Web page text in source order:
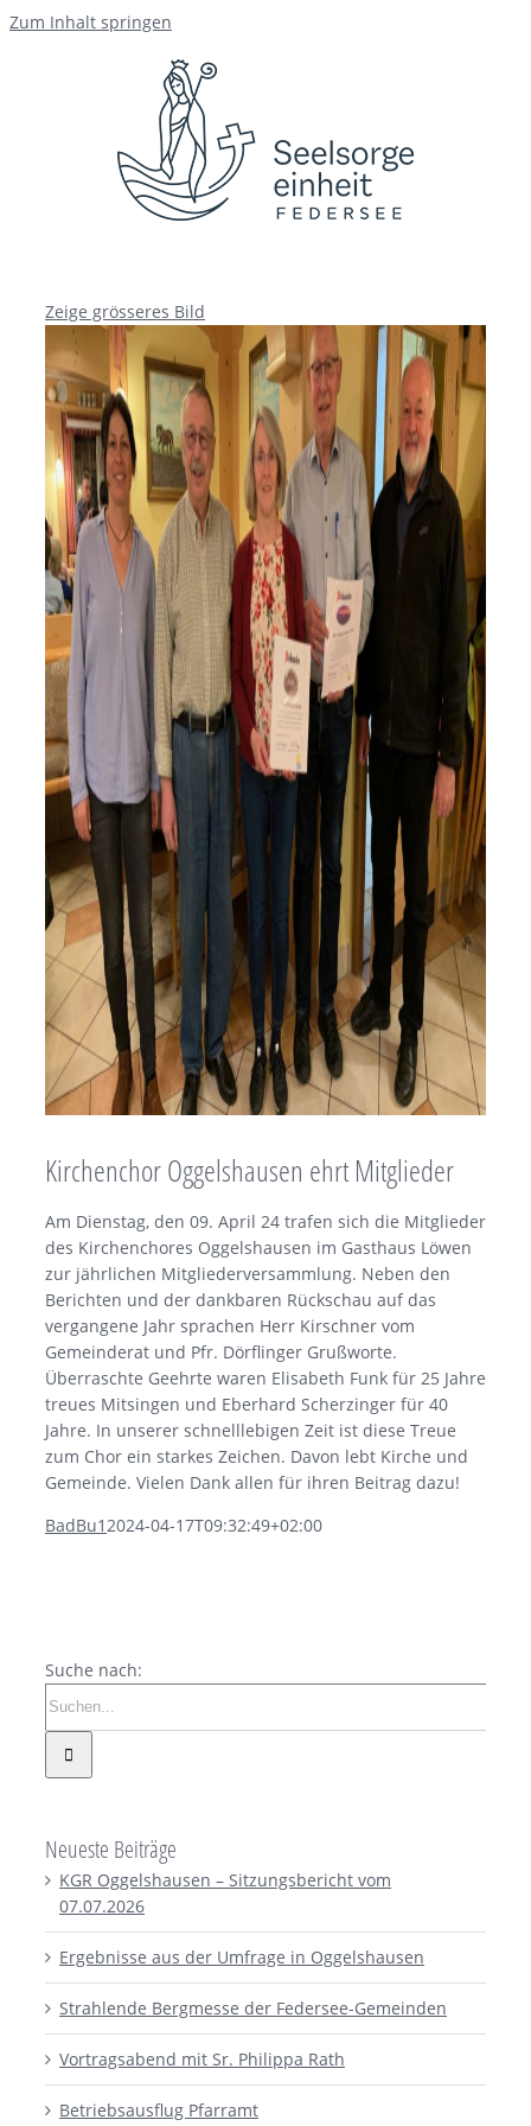
Zum Inhalt springen
Zeige grösseres Bild
Kirchenchor Oggelshausen ehrt Mitglieder
Am Dienstag, den 09. April 24 trafen sich die Mitglieder
des Kirchenchores Oggelshausen im Gasthaus Löwen
zur jährlichen Mitgliederversammlung. Neben den
Berichten und der dankbaren Rückschau auf das
vergangene Jahr sprachen Herr Kirschner vom
Gemeinderat und Pfr. Dörflinger Grußworte.
Überraschte Geehrte waren Elisabeth Funk für 25 Jahre
treues Mitsingen und Eberhard Scherzinger für 40
Jahre. In unserer schnelllebigen Zeit ist diese Treue
zum Chor ein starkes Zeichen. Davon lebt Kirche und
Gemeinde. Vielen Dank allen für ihren Beitrag dazu!
BadBu1 2024-04-17T09:32:49+02:00
Suche nach:
Neueste Beiträge
KGR Oggelshausen – Sitzungsbericht vom
07.07.2026
Ergebnisse aus der Umfrage in Oggelshausen
Strahlende Bergmesse der Federsee-Gemeinden
Vortragsabend mit Sr. Philippa Rath
Betriebsausflug Pfarramt